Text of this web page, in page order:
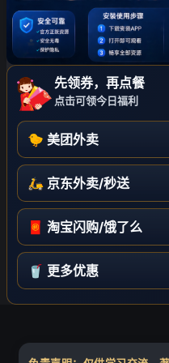
先领券，再点餐
点击可领今日福利
🐤 美团外卖
🛵 京东外卖/秒送
🧧 淘宝闪购/饿了么
🥤 更多优惠